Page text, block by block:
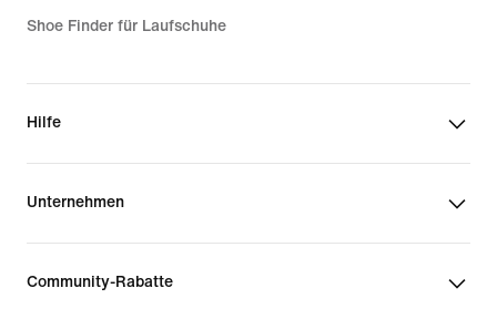
Shoe Finder für Laufschuhe
Hilfe
Unternehmen
Community-Rabatte